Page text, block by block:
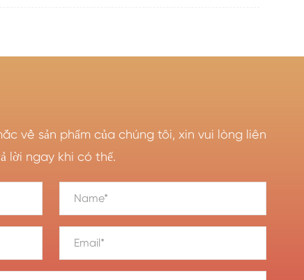
về sản phẩm của chúng tôi, xin vui lòng liên
lời ngay khi có thể.